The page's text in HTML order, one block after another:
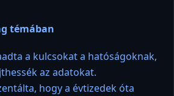
témában
a kulcsokat a hatóságoknak,
az adatokat.
hogy a évtizedek óta